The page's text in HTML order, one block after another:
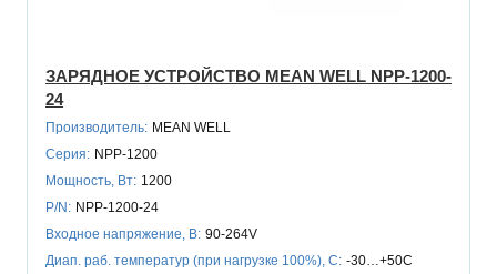
ЗАРЯДНОЕ УСТРОЙСТВО MEAN WELL NPP-1200-
24
Производитель: MEAN WELL
Серия: NPP-1200
Мощность, Вт: 1200
P/N: NPP-1200-24
Входное напряжение, В: 90-264V
Диап. раб. температур (при нагрузке 100%), C: -30…+50C